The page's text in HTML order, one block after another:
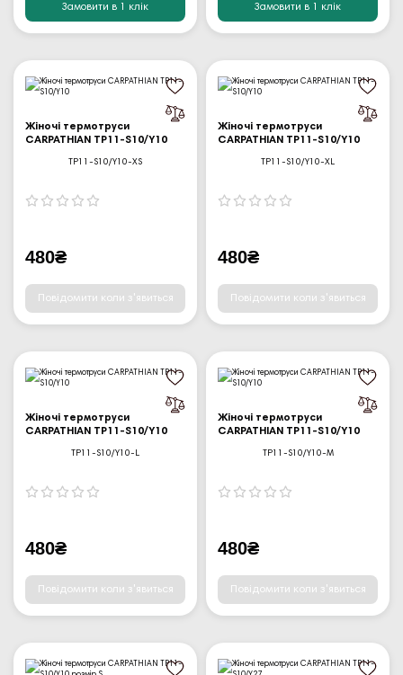
Замовити в 1 клік Замовити в 1 клік
Жіночі термотруси
CARPATHIAN TP11-S10/Y10
TP11-S10/Y10-XS
480₴
Повідомити коли з'явиться
Жіночі термотруси
CARPATHIAN TP11-S10/Y10
TP11-S10/Y10-XL
480₴
Повідомити коли з'явиться
Жіночі термотруси
CARPATHIAN TP11-S10/Y10
TP11-S10/Y10-L
480₴
Повідомити коли з'явиться
Жіночі термотруси
CARPATHIAN TP11-S10/Y10
TP11-S10/Y10-M
480₴
Повідомити коли з'явиться